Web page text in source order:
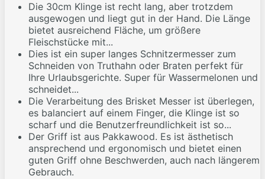
Die 30cm Klinge ist recht lang, aber trotzdem
ausgewogen und liegt gut in der Hand. Die Länge
bietet ausreichend Fläche, um größere
Fleischstücke mit...
Dies ist ein super langes Schnitzermesser zum
Schneiden von Truthahn oder Braten perfekt für
Ihre Urlaubsgerichte. Super für Wassermelonen und
schneidet...
Die Verarbeitung des Brisket Messer ist überlegen,
es balanciert auf einem Finger, die Klinge ist so
scharf und die Benutzerfreundlichkeit ist so...
Der Griff ist aus Pakkawood. Es ist ästhetisch
ansprechend und ergonomisch und bietet einen
guten Griff ohne Beschwerden, auch nach längerem
Gebrauch.